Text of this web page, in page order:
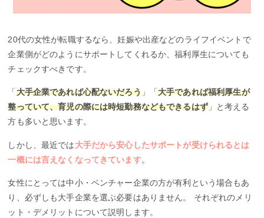
20代の女性が転職するなら、妊娠や出産などのライフイベントで
企業側がどのようにサポートしてくれるか、福利厚生についても
チェックすべきです。
「 大手企業であれば心配ないだろう」「大手であれば福利厚生が
整っていて、育児の際には時短勤務などもできるはず」と考える
方も多いと思います。
しかし、最近では大手だから安心したサポートが受けられるとは
一概には言えなくなってきています。
女性にとっては中小・ベンチャー企業の方が有利という場合もあ
り、必ずしも大手企業を選ぶ必要はありません。 それぞれのメリ
ット・デメリットについて説明します。